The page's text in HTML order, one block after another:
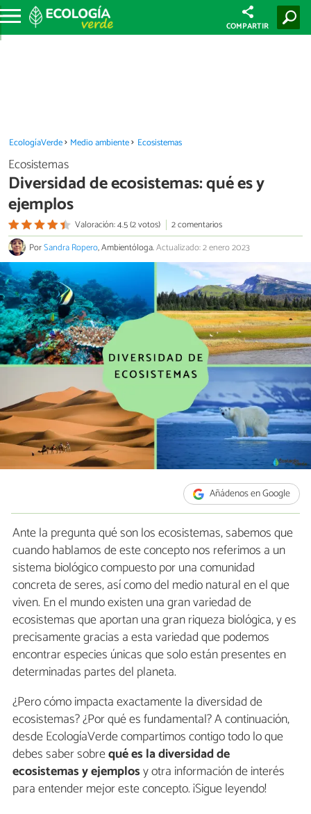
COMPARTIR
EcologíaVerde Medio ambiente Ecosistemas
Ecosistemas
Diversidad de ecosistemas: qué es y
ejemplos
Valoración: 4.5 (2 votos)
2 comentarios
PorSandra Ropero, Ambientóloga.Actualizado: 2 enero 2023
Añádenos en Google
Ante la pregunta qué son los ecosistemas, sabemos que
cuando hablamos de este concepto nos referimos a un
sistema biológico compuesto por una comunidad
concreta de seres, así como del medio natural en el que
viven. En el mundo existen una gran variedad de
ecosistemas que aportan una gran riqueza biológica, y es
precisamente gracias a esta variedad que podemos
encontrar especies únicas que solo están presentes en
determinadas partes del planeta.
¿Pero cómo impacta exactamente la diversidad de
ecosistemas? ¿Por qué es fundamental? A continuación,
desde EcologíaVerde compartimos contigo todo lo que
debes saber sobrequé es la diversidad de
ecosistemas y ejemplosy otra información de interés
para entender mejor este concepto. ¡Sigue leyendo!